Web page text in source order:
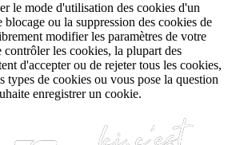
le mode d'utilisation des cookies d'un
ou la suppression des cookies de
modifier les paramètres de votre
les cookies, la plupart des
d'accepter ou de rejeter tous les cookies,
types de cookies ou vous pose la question
enregistrer un cookie.